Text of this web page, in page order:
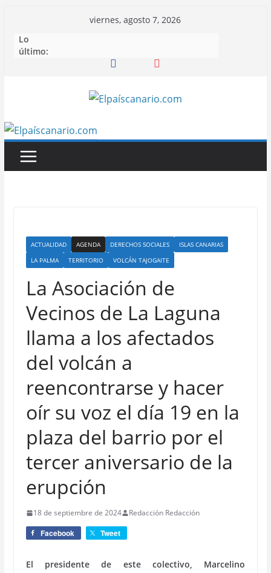
contenido
viernes, agosto 7, 2026
Lo
último:
ACTUALIDAD AGENDA DERECHOS SOCIALES
ISLAS CANARIAS
LA PALMA
TERRITORIO VOLCÁN TAJOGAITE
La Asociación de
Vecinos de La Laguna
llama a los afectados
del volcán a
reencontrarse y hacer
oír su voz el día 19 en la
plaza del barrio por el
tercer aniversario de la
erupción
18 de septiembre de 2024 Redacción Redacción
Facebook Tweet
El presidente de este colectivo, Marcelino